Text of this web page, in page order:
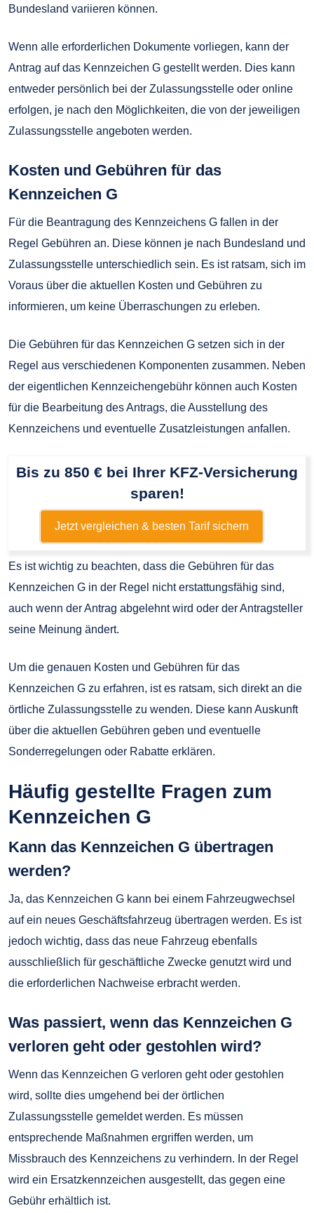
Bundesland variieren können.
Wenn alle erforderlichen Dokumente vorliegen, kann der
Antrag auf das Kennzeichen G gestellt werden. Dies kann
entweder persönlich bei der Zulassungsstelle oder online
erfolgen, je nach den Möglichkeiten, die von der jeweiligen
Zulassungsstelle angeboten werden.
Kosten und Gebühren für das
Kennzeichen G
Für die Beantragung des Kennzeichens G fallen in der
Regel Gebühren an. Diese können je nach Bundesland und
Zulassungsstelle unterschiedlich sein. Es ist ratsam, sich im
Voraus über die aktuellen Kosten und Gebühren zu
informieren, um keine Überraschungen zu erleben.
Die Gebühren für das Kennzeichen G setzen sich in der
Regel aus verschiedenen Komponenten zusammen. Neben
der eigentlichen Kennzeichengebühr können auch Kosten
für die Bearbeitung des Antrags, die Ausstellung des
Kennzeichens und eventuelle Zusatzleistungen anfallen.
Bis zu 850 € bei Ihrer KFZ-Versicherung
sparen!
Jetzt vergleichen & besten Tarif sichern
Es ist wichtig zu beachten, dass die Gebühren für das
Kennzeichen G in der Regel nicht erstattungsfähig sind,
auch wenn der Antrag abgelehnt wird oder der Antragsteller
seine Meinung ändert.
Um die genauen Kosten und Gebühren für das
Kennzeichen G zu erfahren, ist es ratsam, sich direkt an die
örtliche Zulassungsstelle zu wenden. Diese kann Auskunft
über die aktuellen Gebühren geben und eventuelle
Sonderregelungen oder Rabatte erklären.
Häufig gestellte Fragen zum
Kennzeichen G
Kann das Kennzeichen G übertragen
werden?
Ja, das Kennzeichen G kann bei einem Fahrzeugwechsel
auf ein neues Geschäftsfahrzeug übertragen werden. Es ist
jedoch wichtig, dass das neue Fahrzeug ebenfalls
ausschließlich für geschäftliche Zwecke genutzt wird und
die erforderlichen Nachweise erbracht werden.
Was passiert, wenn das Kennzeichen G
verloren geht oder gestohlen wird?
Wenn das Kennzeichen G verloren geht oder gestohlen
wird, sollte dies umgehend bei der örtlichen
Zulassungsstelle gemeldet werden. Es müssen
entsprechende Maßnahmen ergriffen werden, um
Missbrauch des Kennzeichens zu verhindern. In der Regel
wird ein Ersatzkennzeichen ausgestellt, das gegen eine
Gebühr erhältlich ist.